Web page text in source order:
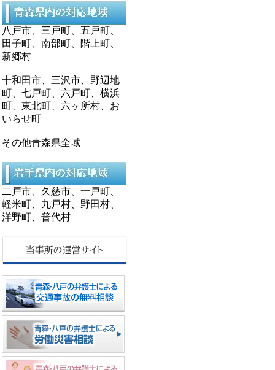
八戸市、三戸町、五戸町、
田子町、南部町、階上町、
新郷村
十和田市、三沢市、野辺地
町、七戸町、六戸町、横浜
町、東北町、六ヶ所村、お
いらせ町
その他青森県全域
二戸市、久慈市、一戸町、
軽米町、九戸村、野田村、
洋野町、普代村